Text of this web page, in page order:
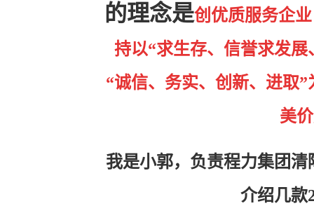
的理念是创优质服务企
持以“求生存、信誉求发
“诚信、务实、创新、进取
美
我是小郭，负责程力集团
介绍几款